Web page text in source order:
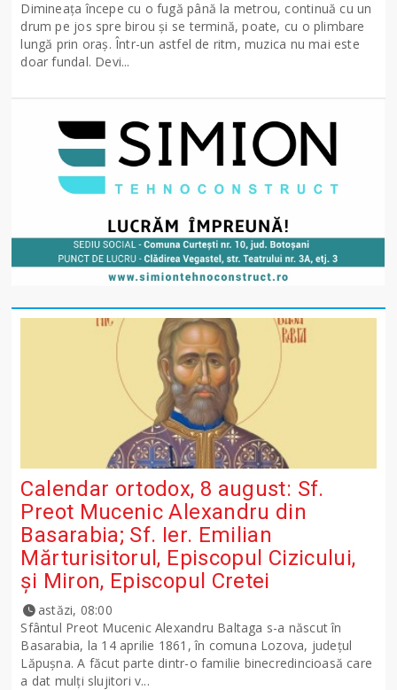
Dimineața începe cu o fugă până la metrou, continuă cu un
drum pe jos spre birou și se termină, poate, cu o plimbare
lungă prin oraș. Într-un astfel de ritm, muzica nu mai este
doar fundal. Devi...
Calendar ortodox, 8 august: Sf.
Preot Mucenic Alexandru din
Basarabia; Sf. Ier. Emilian
Mărturisitorul, Episcopul Cizicului,
şi Miron, Episcopul Cretei
astăzi, 08:00
Sfântul Preot Mucenic Alexandru Baltaga s-a născut în
Basarabia, la 14 aprilie 1861, în comuna Lozova, județul
Lăpușna. A făcut parte dintr-o familie binecredincioasă care
a dat mulți slujitori v...